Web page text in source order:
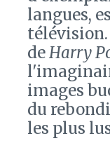
langues,
deHarry
images
du
les plus